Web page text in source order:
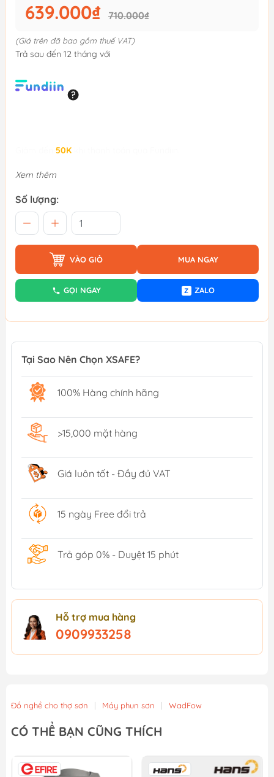
639.000₫ 710.000₫
(Giá trên đã bao gồm thuế VAT)
Trả sau đến 12 tháng với
50K
Xem thêm
Số lượng:
VÀO GIỎ MUA NGAY
GỌI NGAY Z ZALO
Tại Sao Nên Chọn XSAFE?
100% Hàng chính hãng
>15,000 mặt hàng
Giá luôn tốt - Đầy đủ VAT
15 ngày Free đổi trả
Trả góp 0% - Duyệt 15 phút
Hỗ trợ mua hàng
0909933258
Đồ nghề cho thợ sơn | Máy phun sơn | WadFow
CÓ THỂ BẠN CŨNG THÍCH